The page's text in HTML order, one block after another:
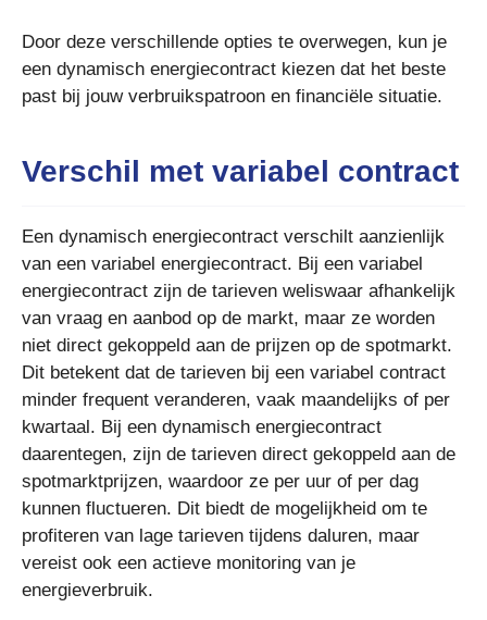
Door deze verschillende opties te overwegen, kun je
een dynamisch energiecontract kiezen dat het beste
past bij jouw verbruikspatroon en financiële situatie.
Verschil met variabel contract
Een dynamisch energiecontract verschilt aanzienlijk
van een variabel energiecontract. Bij een variabel
energiecontract zijn de tarieven weliswaar afhankelijk
van vraag en aanbod op de markt, maar ze worden
niet direct gekoppeld aan de prijzen op de spotmarkt.
Dit betekent dat de tarieven bij een variabel contract
minder frequent veranderen, vaak maandelijks of per
kwartaal. Bij een dynamisch energiecontract
daarentegen, zijn de tarieven direct gekoppeld aan de
spotmarktprijzen, waardoor ze per uur of per dag
kunnen fluctueren. Dit biedt de mogelijkheid om te
profiteren van lage tarieven tijdens daluren, maar
vereist ook een actieve monitoring van je
energieverbruik.